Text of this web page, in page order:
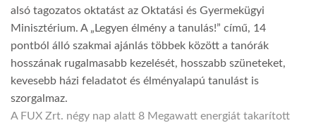
alsó tagozatos oktatást az Oktatási és Gyermekügyi
Minisztérium. A „Legyen élmény a tanulás!” című, 14
pontból álló szakmai ajánlás többek között a tanórák
hosszának rugalmasabb kezelését, hosszabb szüneteket,
kevesebb házi feladatot és élményalapú tanulást is
szorgalmaz.
A FUX Zrt. négy nap alatt 8 Megawatt energiát takarított